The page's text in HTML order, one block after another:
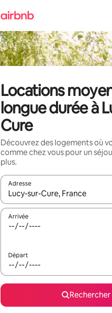
Locations
longue durée à
Cure
Découvrez des logements où
comme chez vous pour un
plus.
Adresse
Lorsque les résultats s'affichent,
Arrivée
Départ
Rechercher